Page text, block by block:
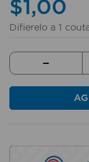
$1,00
Difierelo a 1
－